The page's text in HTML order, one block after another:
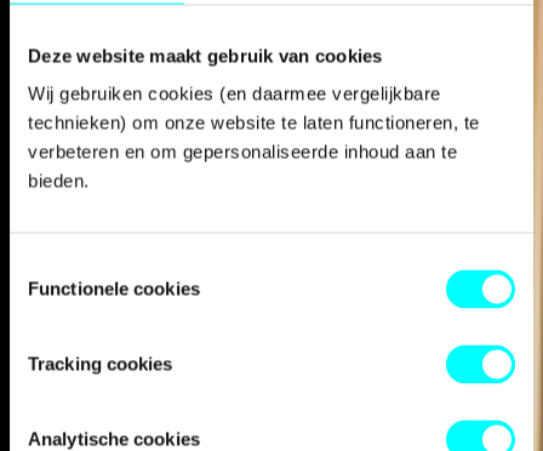
Deze website maakt gebruik van cookies
Wij gebruiken cookies (en daarmee vergelijkbare
technieken) om onze website te laten functioneren, te
verbeteren en om gepersonaliseerde inhoud aan te
bieden.
Functionele cookies
Tracking cookies
Analytische cookies